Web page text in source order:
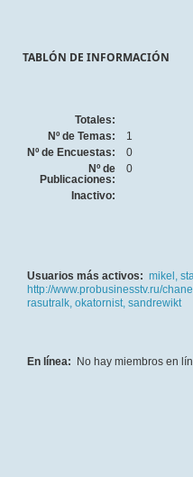
TABLÓN DE INFORMACIÓN
Totales:
Nº de Temas:
1
Nº de Encuestas:
0
Nº de
Publicaciones:
0
Inactivo:
Usuarios más activos: mikel,
http://www.probusinesstv.ru/
rasutralk, okatornist, sandrewikt
En línea: No hay miembros en